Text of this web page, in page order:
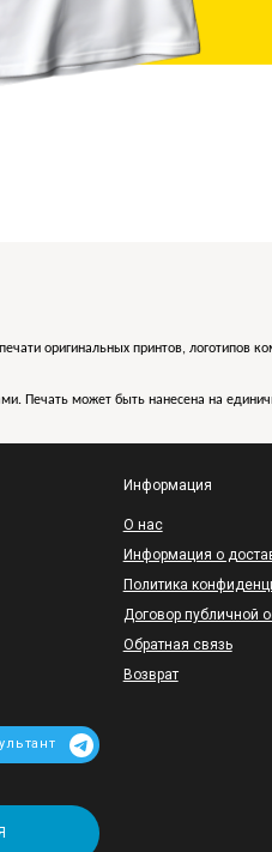
оригинальных принтов, логотипов
Печать может быть нанесена на
Информация
O нас
Информация о
Политика
Договор публичной
Обратная связь
Возврат